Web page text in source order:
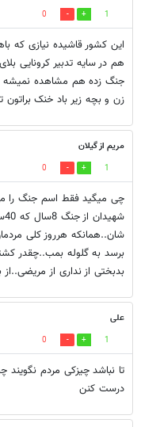
1
0
این کشور قاشیده نیازی
هم در سایه تدبیر کرونایی
جنگ زده هم مشاهده نمیشه
زن و بچه زیر باد خنک
مریم از گیلان
1
0
چی میگید فقط اسم جنگ را
شان..همانکه هرروز کلی
برسد به گلوله بمب..چقدر
بدبختی از نداری از
علی
1
0
تا نباشد چیزکی مردم نگویند
درست کنن